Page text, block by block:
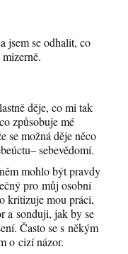
jsem se odhalit, co
děje, co mi tak
způsobuje mé
se možná děje něco
sebevědomí.
mohlo být pravdy
pro můj osobní
kritizuje mou práci,
a sonduji, jak by se
Často se s někým
o cizí názor.